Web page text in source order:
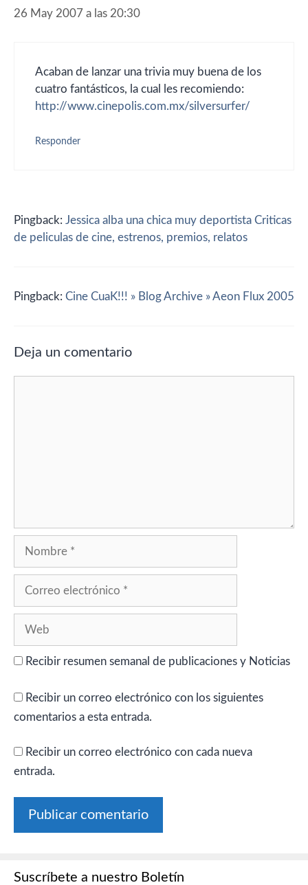
26 May 2007 a las 20:30
Acaban de lanzar una trivia muy buena de los
cuatro fantásticos, la cual les recomiendo:
http://www.cinepolis.com.mx/silversurfer/
Responder
Pingback: Jessica alba una chica muy deportista Criticas
de peliculas de cine, estrenos, premios, relatos
Pingback: Cine CuaK!!! » Blog Archive » Aeon Flux 2005
Deja un comentario
Recibir resumen semanal de publicaciones y Noticias
Recibir un correo electrónico con los siguientes
comentarios a esta entrada.
Recibir un correo electrónico con cada nueva
entrada.
Suscríbete a nuestro Boletín